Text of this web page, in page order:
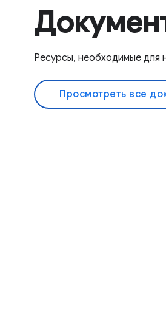
Ресурсы, необходимые для
Просмотреть все